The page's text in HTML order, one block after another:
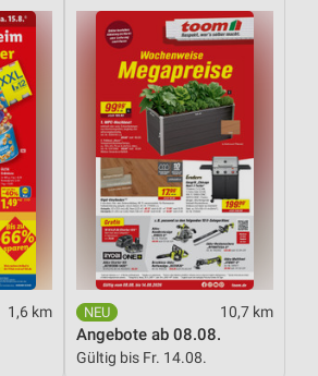
1,6 km 10,7 km
Angebote ab 08.08.
Gültig bis Fr. 14.08.